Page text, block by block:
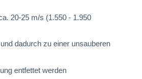
20-25 m/s (1.550 - 1.950
dadurch zu einer unsauberen
entfettet werden